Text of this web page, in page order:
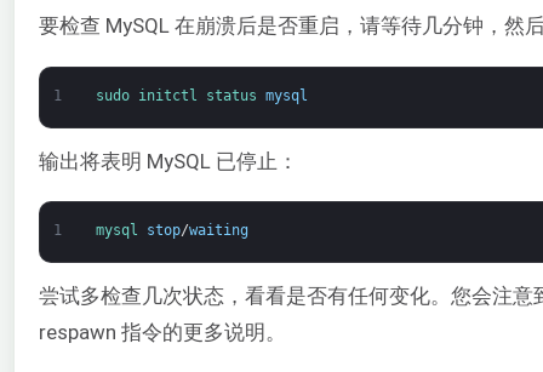
要检查 MySQL 在崩溃后是否重启，请等待几分钟，然
1 sudo initctl status mysql
输出将表明 MySQL 已停止：
1 mysql stop/waiting
尝试多检查几次状态，看看是否有任何变化。您会注
respawn 指令的更多说明。